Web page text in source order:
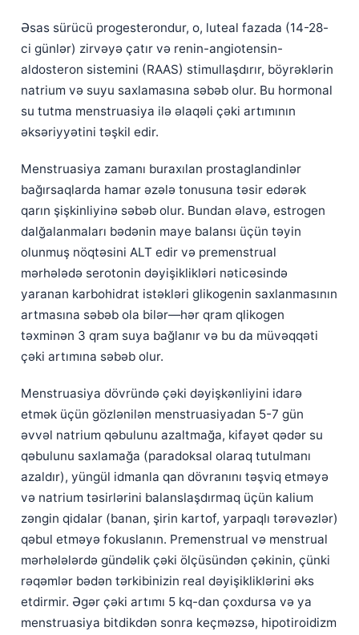
Əsas sürücü progesterondur, o, luteal fazada (14-28-
ci günlər) zirvəyə çatır və renin-angiotensin-
aldosteron sistemini (RAAS) stimullaşdırır, böyrəklərin
natrium və suyu saxlamasına səbəb olur. Bu hormonal
su tutma menstruasiya ilə əlaqəli çəki artımının
əksəriyyətini təşkil edir.
Menstruasiya zamanı buraxılan prostaglandinlər
bağırsaqlarda hamar əzələ tonusuna təsir edərək
qarın şişkinliyinə səbəb olur. Bundan əlavə, estrogen
dalğalanmaları bədənin maye balansı üçün təyin
olunmuş nöqtəsini ALT edir və premenstrual
mərhələdə serotonin dəyişiklikləri nəticəsində
yaranan karbohidrat istəkləri glikogenin saxlanmasının
artmasına səbəb ola bilər—hər qram qlikogen
təxminən 3 qram suya bağlanır və bu da müvəqqəti
çəki artımına səbəb olur.
Menstruasiya dövründə çəki dəyişkənliyini idarə
etmək üçün gözlənilən menstruasiyadan 5-7 gün
əvvəl natrium qəbulunu azaltmağa, kifayət qədər su
qəbulunu saxlamağa (paradoksal olaraq tutulmanı
azaldır), yüngül idmanla qan dövranını təşviq etməyə
və natrium təsirlərini balanslaşdırmaq üçün kalium
zəngin qidalar (banan, şirin kartof, yarpaqlı tərəvəzlər)
qəbul etməyə fokuslanın. Premenstrual və menstrual
mərhələlərdə gündəlik çəki ölçüsündən çəkinin, çünki
rəqəmlər bədən tərkibinizin real dəyişikliklərini əks
etdirmir. Əgər çəki artımı 5 kq-dan çoxdursa və ya
menstruasiya bitdikdən sonra keçməzsə, hipotiroidizm
한국어
Slovenščina
Magyar
Shqip
বাংলা
اردو
తెలుగు
தமிழ்
ગુજરાતી
ಕನ್ನಡ
മലയാളം
Bahasa Melayu
Tiếng Việt
Tagalog
ไทย
ဗမာစာ
ភាសាខ្មែរ
Українська
O‘zbekcha
Català